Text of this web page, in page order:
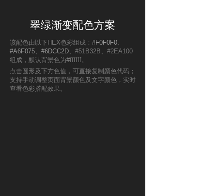
翠绿渐变配色方案
该配色由以下HEX色彩组成： #F0F0F0、
#A6F075、 #6DCC2D、#51B32B、#2EA100
组成，默认背景色为#ffffff。
点击圆形及下方色值，可直接复制颜色代码；
支持手动调整页面背景颜色及文字颜色，实时
查看色彩搭配效果。